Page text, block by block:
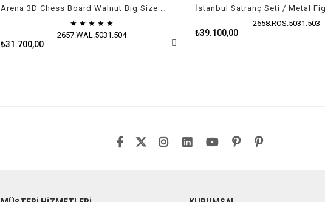
Arena 3D Chess Board Walnut Big Size / Metal Figürlü
★ ★ ★ ★ ★
2657.WAL.5031.504
₺31.700,00
İstanbul Satranç Seti / Metal
2658.ROS.5031.503
₺39.100,00